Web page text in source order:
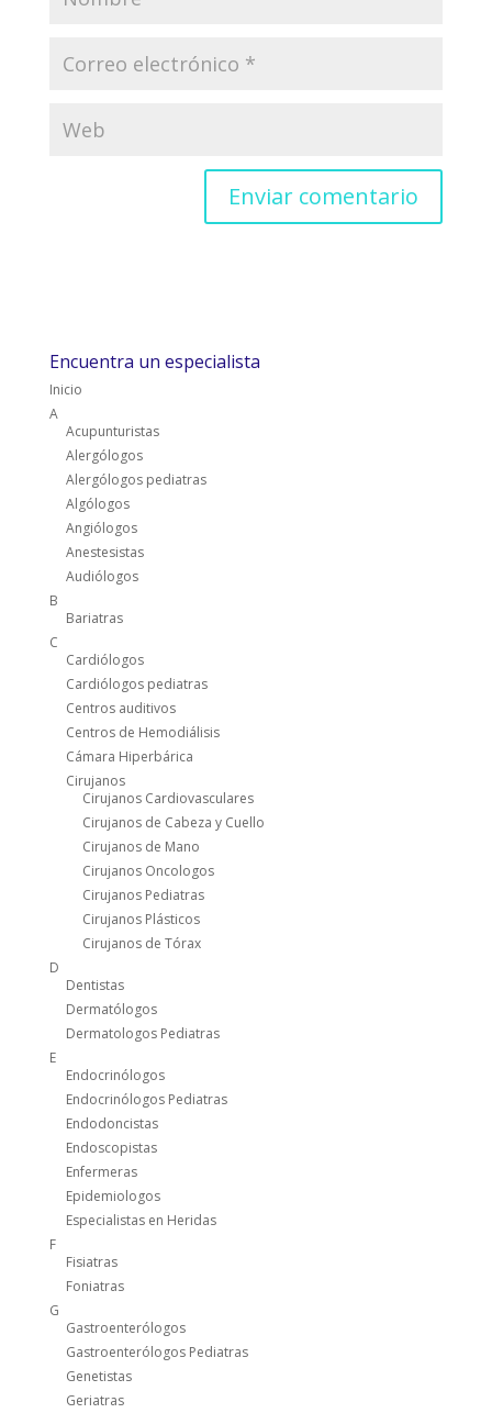
Encuentra un especialista
Inicio
A
Acupunturistas
Alergólogos
Alergólogos pediatras
Algólogos
Angiólogos
Anestesistas
Audiólogos
B
Bariatras
C
Cardiólogos
Cardiólogos pediatras
Centros auditivos
Centros de Hemodiálisis
Cámara Hiperbárica
Cirujanos
Cirujanos Cardiovasculares
Cirujanos de Cabeza y Cuello
Cirujanos de Mano
Cirujanos Oncologos
Cirujanos Pediatras
Cirujanos Plásticos
Cirujanos de Tórax
D
Dentistas
Dermatólogos
Dermatologos Pediatras
E
Endocrinólogos
Endocrinólogos Pediatras
Endodoncistas
Endoscopistas
Enfermeras
Epidemiologos
Especialistas en Heridas
F
Fisiatras
Foniatras
G
Gastroenterólogos
Gastroenterólogos Pediatras
Genetistas
Geriatras